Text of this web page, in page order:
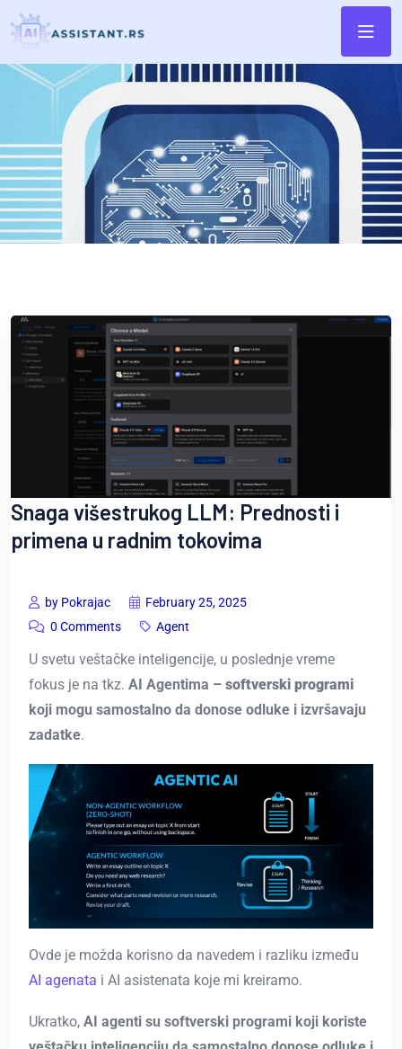
Snaga višestrukog LLM: Prednosti i
primena u radnim tokovima
by Pokrajac
February 25, 2025
0 Comments
Agent
U svetu veštačke inteligencije, u poslednje vreme
fokus je na tkz. AI Agentima – softverski programi
koji mogu samostalno da donose odluke i izvršavaju
zadatke.
Ovde je možda korisno da navedem i razliku između
AI agenata i AI asistenata koje mi kreiramo.
Ukratko, AI agenti su softverski programi koji koriste